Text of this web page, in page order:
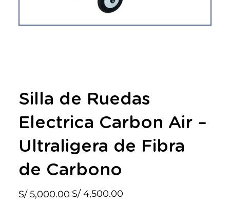
Silla de Ruedas
Electrica Carbon Air –
Ultraligera de Fibra
de Carbono
Precio
original
S/ 5,000.00 Precio
de
S/ 4,500.00